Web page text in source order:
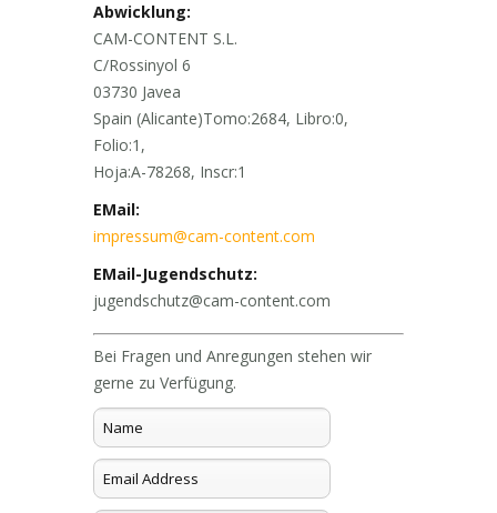
Abwicklung:
CAM-CONTENT S.L.
C/Rossinyol 6
03730 Javea
Spain (Alicante)Tomo:2684, Libro:0,
Folio:1,
Hoja:A-78268, Inscr:1
EMail:
impressum@cam-content.com
EMail-Jugendschutz:
jugendschutz@cam-content.com
Bei Fragen und Anregungen stehen wir
gerne zu Verfügung.